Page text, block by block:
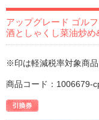
アップグレード ゴル
酒としゃくし菜油炒め
※印は軽減税率対象商品
商品コード：1006679-